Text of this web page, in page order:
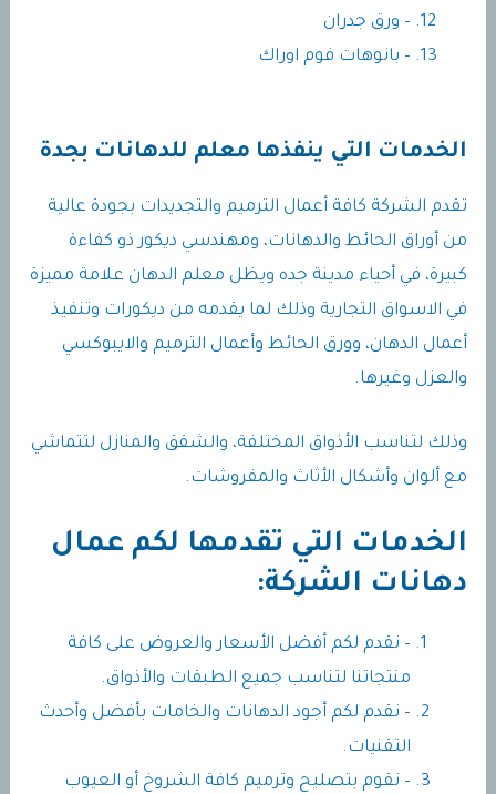
– ورق جدران
– بانوهات فوم اوراك
الخدمات التي ينفذها معلم للدهانات بجدة
تقدم الشركة كافة أعمال الترميم والتجديدات بجودة عالية
من أوراق الحائط والدهانات، ومهندسي ديكور ذو كفاءة
كبيرة، في أحياء مدينة جده ويظل معلم الدهان علامة مميزة
في الاسواق التجارية وذلك لما يقدمه من ديكورات وتنفيذ
أعمال الدهان، وورق الحائط وأعمال الترميم والايبوكسي
والعزل وغيرها.
وذلك لتناسب الأذواق المختلفة، والشقق والمنازل لتتماشي
مع ألوان وأشكال الأثاث والمفروشات.
الخدمات التي تقدمها لكم عمال
دهانات الشركة:
– نقدم لكم أفضل الأسعار والعروض على كافة
منتجاتنا لتناسب جميع الطبقات والأذواق.
– نقدم لكم أجود الدهانات والخامات بأفضل وأحدث
التقنيات.
– نقوم بتصليح وترميم كافة الشروخ أو العيوب